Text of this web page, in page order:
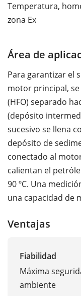
Temperatura,
zona Ex
Área de
Para garantizar el
motor principal,
(HFO) separado
(depósito
sucesivo se llena
depósito de
conectado al
calientan el
90 ºC. Una
una capacidad de
Ventajas
Fiabilidad
Máxima
ambiente